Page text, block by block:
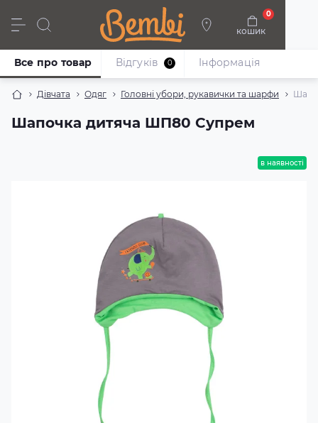
кошик
0
Дівчата Хлопці Немовлята Взуття
Дівчата Одяг Головні убори, рукавички та шарфи
Шапочка дитяча ШП80 Супрем
Все про товар Відгуків 0 Iнформація
в наявності